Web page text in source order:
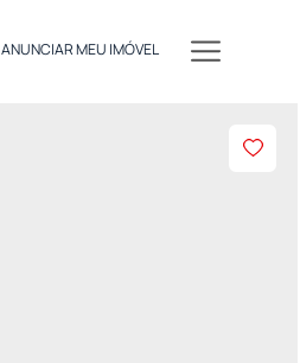
ANUNCIAR MEU IMÓVEL